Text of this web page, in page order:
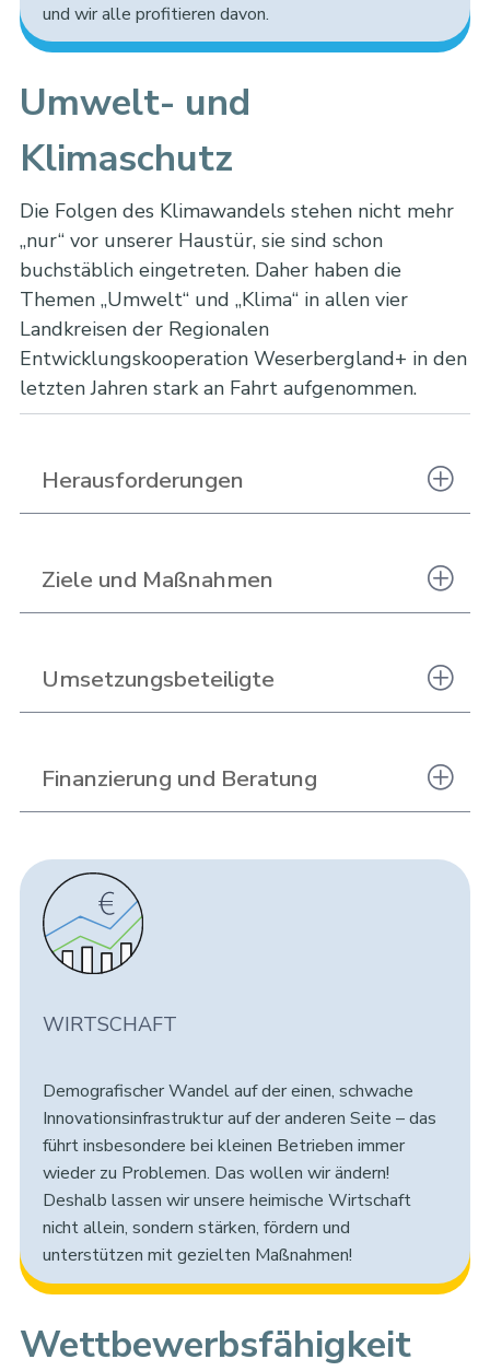
und wir alle profitieren davon.
Umwelt- und
Klimaschutz
Die Folgen des Klimawandels stehen nicht mehr
„nur“ vor unserer Haustür, sie sind schon
buchstäblich eingetreten. Daher haben die
Themen „Umwelt“ und „Klima“ in allen vier
Landkreisen der Regionalen
Entwicklungskooperation Weserbergland+ in den
letzten Jahren stark an Fahrt aufgenommen.
Herausforderungen
Ziele und Maßnahmen
Umsetzungsbeteiligte
Finanzierung und Beratung
WIRTSCHAFT
Demografischer Wandel auf der einen, schwache
Innovationsinfrastruktur auf der anderen Seite – das
führt insbesondere bei kleinen Betrieben immer
wieder zu Problemen. Das wollen wir ändern!
Deshalb lassen wir unsere heimische Wirtschaft
nicht allein, sondern stärken, fördern und
unterstützen mit gezielten Maßnahmen!
Wettbewerbsfähigkeit